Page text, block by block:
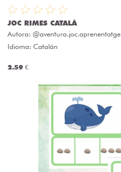
JOC RIMES CATALÀ
Autora: @aventura.joc.aprenentatge
Idioma: Catalán
2.59 €